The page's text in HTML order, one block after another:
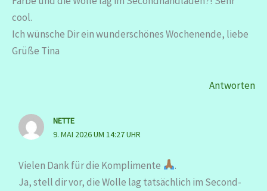
cool.
Ich wünsche Dir ein wunderschönes Wochenende, liebe
Grüße Tina
Antworten
NETTE
9. MAI 2026 UM 14:27 UHR
Vielen Dank für die Komplimente
.
Ja, stell dir vor, die Wolle lag tatsächlich im Second-